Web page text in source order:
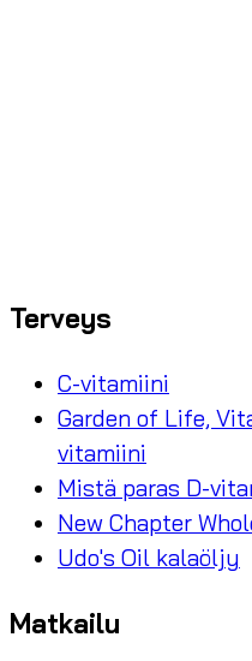
Terveys
C-vitamiini
Garden of Life,
vitamiini
Mistä paras D-
New Chapter
Udo's Oil kalaöljy
Matkailu